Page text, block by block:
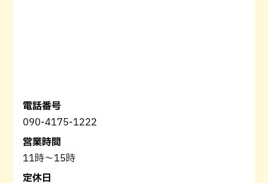
電話番号
090-4175-1222
営業時間
11時～15時
定休日